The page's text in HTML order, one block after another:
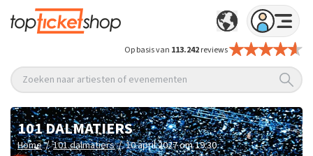
Op basis van 113.242reviews
Zoeken naar artiesten of evenementen
101 DALMATIERS
Home / 101 dalmatiers / 10 april 2027 om 19:30